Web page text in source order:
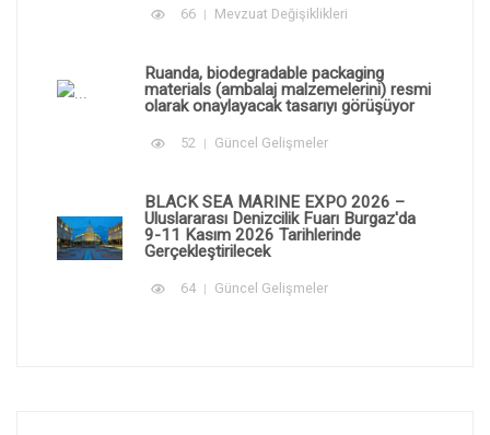
66 Mevzuat Değişiklikleri
Ruanda, biodegradable packaging
materials (ambalaj malzemelerini) resmi
olarak onaylayacak tasarıyı görüşüyor
52 Güncel Gelişmeler
BLACK SEA MARINE EXPO 2026 –
Uluslararası Denizcilik Fuarı Burgaz'da
9-11 Kasım 2026 Tarihlerinde
Gerçekleştirilecek
64 Güncel Gelişmeler